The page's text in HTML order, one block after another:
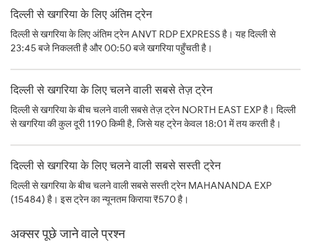
दिल्ली से खगरिया के लिए अंतिम ट्रेन
दिल्ली से खगरिया के लिए अंतिम ट्रेन ANVT RDP EXPRESS है। यह दिल्ली से
23:45 बजे निकलती है और 00:50 बजे खगरिया पहुँचती है।
दिल्ली से खगरिया के लिए चलने वाली सबसे तेज़ ट्रेन
दिल्ली से खगरिया के बीच चलने वाली सबसे तेज़ ट्रेन NORTH EAST EXP है। दिल्ली
से खगरिया की कुल दूरी 1190 किमी है, जिसे यह ट्रेन केवल 18:01 में तय करती है।
दिल्ली से खगरिया के लिए चलने वाली सबसे सस्ती ट्रेन
दिल्ली से खगरिया के बीच चलने वाली सबसे सस्ती ट्रेन MAHANANDA EXP
(15484) है। इस ट्रेन का न्यूनतम किराया ₹570 है।
अक्सर पूछे जाने वाले प्रश्न